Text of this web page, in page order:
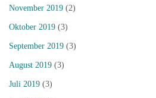
November 2019 (2)
Oktober 2019 (3)
September 2019 (3)
August 2019 (3)
Juli 2019 (3)